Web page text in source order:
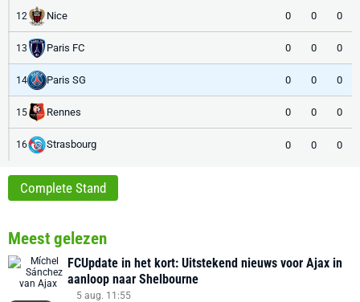
12 Nice 0 0 0
13 Paris FC 0 0 0
14 Paris SG 0 0 0
15 Rennes 0 0 0
16 Strasbourg 0 0 0
Complete Stand
Meest gelezen
FCUpdate in het kort: Uitstekend nieuws voor Ajax in
aanloop naar Shelbourne
5 aug. 11:55